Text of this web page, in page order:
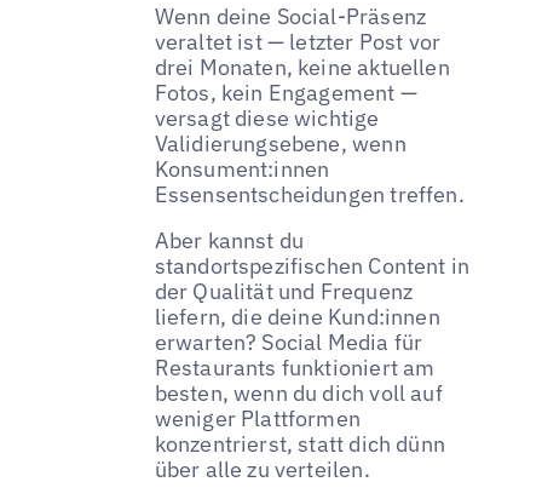
Wenn deine Social-Präsenz
veraltet ist — letzter Post vor
drei Monaten, keine aktuellen
Fotos, kein Engagement —
versagt diese wichtige
Validierungsebene, wenn
Konsument:innen
Essensentscheidungen treffen.
Aber kannst du
standortspezifischen Content in
der Qualität und Frequenz
liefern, die deine Kund:innen
erwarten? Social Media für
Restaurants funktioniert am
besten, wenn du dich voll auf
weniger Plattformen
konzentrierst, statt dich dünn
über alle zu verteilen.